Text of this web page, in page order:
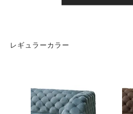
レギュラーカラー